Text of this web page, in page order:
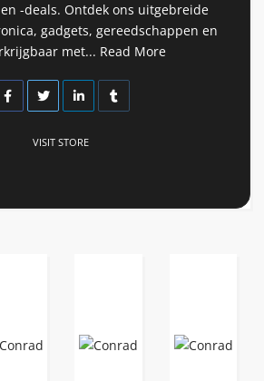
-deals. Ontdek ons uitgebreide
gadgets, gereedschappen en
met... Read More
VISIT STORE